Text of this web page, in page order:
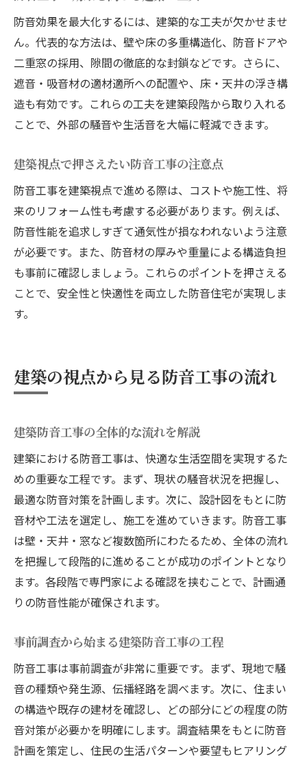
防音効果を最大化するには、建築的な工夫が欠かせませ
ん。代表的な方法は、壁や床の多重構造化、防音ドアや
二重窓の採用、隙間の徹底的な封鎖などです。さらに、
遮音・吸音材の適材適所への配置や、床・天井の浮き構
造も有効です。これらの工夫を建築段階から取り入れる
ことで、外部の騒音や生活音を大幅に軽減できます。
建築視点で押さえたい防音工事の注意点
防音工事を建築視点で進める際は、コストや施工性、将
来のリフォーム性も考慮する必要があります。例えば、
防音性能を追求しすぎて通気性が損なわれないよう注意
が必要です。また、防音材の厚みや重量による構造負担
も事前に確認しましょう。これらのポイントを押さえる
ことで、安全性と快適性を両立した防音住宅が実現しま
す。
建築の視点から見る防音工事の流れ
建築防音工事の全体的な流れを解説
建築における防音工事は、快適な生活空間を実現するた
めの重要な工程です。まず、現状の騒音状況を把握し、
最適な防音対策を計画します。次に、設計図をもとに防
音材や工法を選定し、施工を進めていきます。防音工事
は壁・天井・窓など複数箇所にわたるため、全体の流れ
を把握して段階的に進めることが成功のポイントとなり
ます。各段階で専門家による確認を挟むことで、計画通
りの防音性能が確保されます。
事前調査から始まる建築防音工事の工程
防音工事は事前調査が非常に重要です。まず、現地で騒
音の種類や発生源、伝播経路を調べます。次に、住まい
の構造や既存の建材を確認し、どの部分にどの程度の防
音対策が必要かを明確にします。調査結果をもとに防音
計画を策定し、住民の生活パターンや要望もヒアリング